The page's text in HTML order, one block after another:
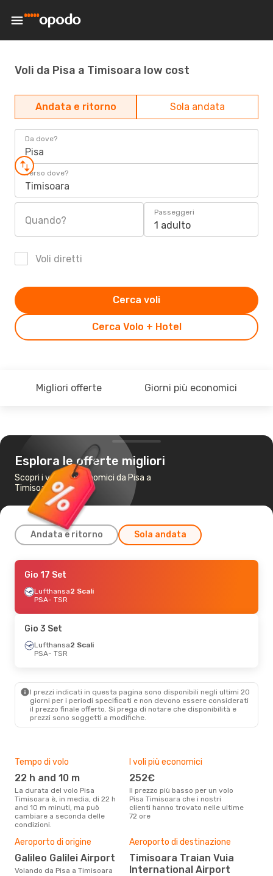
Voli da Pisa a Timisoara low cost
Andata e ritorno Sola andata
Da dove?
Pisa
Verso dove?
Timisoara
Quando?
Passeggeri
1 adulto
Voli diretti
Cerca Volo + Hotel
Cerca voli
Migliori offerte Giorni più economici
Esplora le offerte migliori
Scopri i voli più economici da Pisa a
Timisoara
Andata e ritorno Sola andata
Sab 26 Set
Lufthansa2 Scali
PSA- TSR
TSR- PSA
Dom 6 Set- Mer 9 Set
- PSA
Mar 25 Ago - Ven 28 Ago
TSR- PSA
Gio 17 Set
Lufthansa2 Scali
PSA- TSR
Gio 3 Set
Lufthansa2 Scali
PSA- TSR
I prezzi indicati in questa pagina sono disponibili negli ultimi 20
giorni per i periodi specificati e non devono essere considerati
il ​​prezzo finale offerto. Si prega di notare che disponibilità e
prezzi sono soggetti a modifiche.
Tempo di volo
22 h and 10 m
La durata del volo Pisa
Timisoara è, in media, di 22 h
and 10 m minuti, ma può
cambiare a seconda delle
condizioni.
I voli più economici
252€
Il prezzo più basso per un volo
Pisa Timisoara che i nostri
clienti hanno trovato nelle ultime
72 ore
Aeroporto di origine
Galileo Galilei Airport
Volando da Pisa a Timisoara
Aeroporto di destinazione
Timisoara Traian Vuia
International Airport